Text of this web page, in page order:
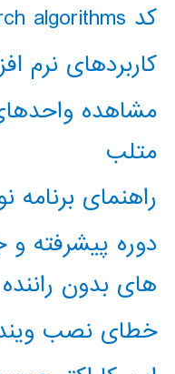
کد classical AI search algorithms
کاربردهای نرم
مشاهده
متلب
راهنمای
دوره پیشرفته
های بدون راننده
خطای نصب